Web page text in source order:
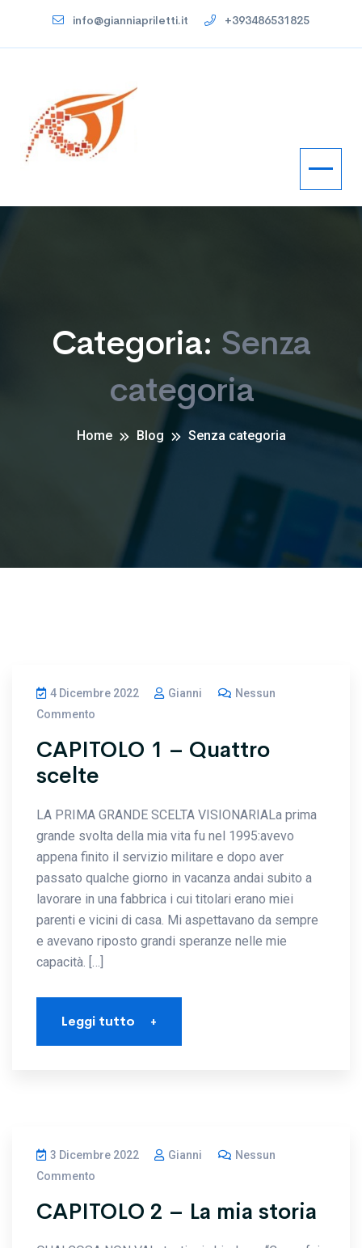
info@gianniapriletti.it +393486531825
Categoria: Senza
categoria
Home Blog Senza categoria
4 Dicembre 2022 Gianni
Nessun
Commento
CAPITOLO 1 – Quattro
scelte
LA PRIMA GRANDE SCELTA VISIONARIALa prima
grande svolta della mia vita fu nel 1995:avevo
appena finito il servizio militare e dopo aver
passato qualche giorno in vacanza andai subito a
lavorare in una fabbrica i cui titolari erano miei
parenti e vicini di casa. Mi aspettavano da sempre
e avevano riposto grandi speranze nelle mie
capacità. […]
Leggi tutto +
3 Dicembre 2022 Gianni
Nessun
Commento
CAPITOLO 2 – La mia storia